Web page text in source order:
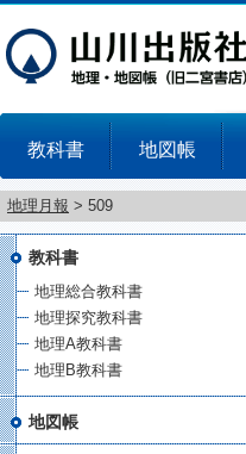
教科書 地図帳
地理月報 > 509
教科書
地理総合教科書
地理探究教科書
地理A教科書
地理B教科書
地図帳